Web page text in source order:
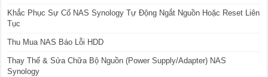
Khắc Phục Sự Cố NAS Synology Tự Động Ngắt Nguồn Hoặc Reset Liên
Tục
Thu Mua NAS Báo Lỗi HDD
Thay Thế & Sửa Chữa Bộ Nguồn (Power Supply/Adapter) NAS
Synology